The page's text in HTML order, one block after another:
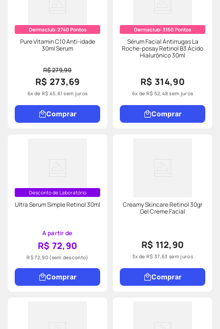
Dermaclub:2740 Pontos
Pure Vitamin C10 Anti-idade
30ml Serum
R$ 279,90
R$ 273,69
6x de R$ 45,61 sem juros
Comprar
Dermaclub:3150 Pontos
Sérum Facial Antirrugas La
Roche-posay Retinol B3 Ácido
Hialurônico 30ml
R$ 314,90
6x de R$ 52,48sem juros
Comprar
Desconto de Laboratório
Ultra Serum Simple Retinol 30ml
A partir de
R$ 72,90
R$ 72,90(sem desconto)
Comprar
Creamy Skincare Retinol 30gr
Gel Creme Facial
R$ 112,90
3x deR$ 37,63 sem juros
Comprar